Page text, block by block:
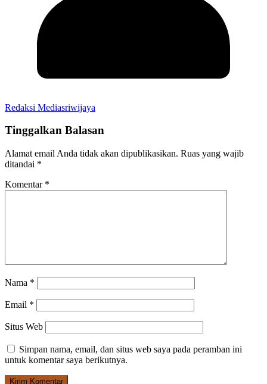
Redaksi Mediasriwijaya
Tinggalkan Balasan
Alamat email Anda tidak akan dipublikasikan. Ruas yang wajib
ditandai *
Komentar *
Nama *
Email *
Situs Web
Simpan nama, email, dan situs web saya pada peramban ini
untuk komentar saya berikutnya.